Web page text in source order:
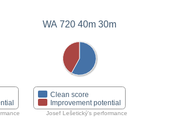
WA 720 40m 30m
Clean score
Improvement potential
Josef Lešetický's performance